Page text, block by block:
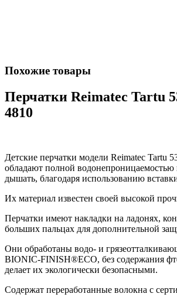
Похожие товары
Перчатки Reimatec Tartu
4810
Детские перчатки модели Reimatec Tartu
обладают полной водонепроницаемостью
дышать, благодаря использованию
Их материал известен своей высокой
Перчатки имеют накладки на ладонях,
больших пальцах для дополнительной
Они обработаны водо- и
BIONIC-FINISH®ECO, без содержания
делает их экологически безопасными.
Содержат переработанные волокна с